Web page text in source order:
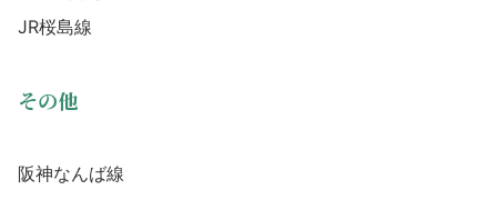
JR桜島線
その他
阪神なんば線